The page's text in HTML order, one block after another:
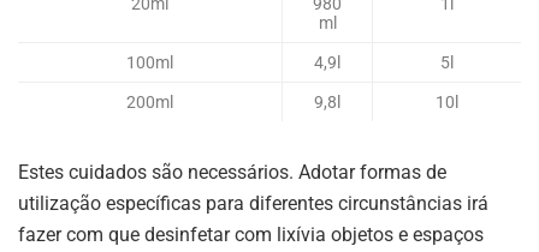
ml
100ml 4,9l 5l
200ml 9,8l 10l
Estes cuidados são necessários. Adotar formas de
utilização específicas para diferentes circunstâncias irá
fazer com que desinfetar com lixívia objetos e espaços